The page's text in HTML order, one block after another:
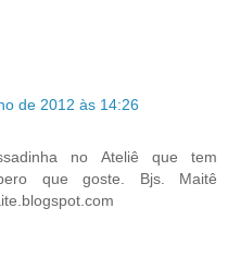
de 2012 às 14:26
no Ateliê que tem
que goste. Bjs. Maitê